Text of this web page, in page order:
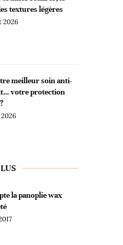
textures légères
2026
meilleur soin anti-
votre protection
la panoplie wax